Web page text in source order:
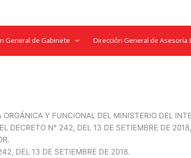
General de Gabinete Dirección General de Asesoría
Y FUNCIONAL DEL MINISTERIO DEL
DECRETO N° 242, DEL 13 DE SETIEMBRE DE
DEL 13 DE SETIEMBRE DE 2018.